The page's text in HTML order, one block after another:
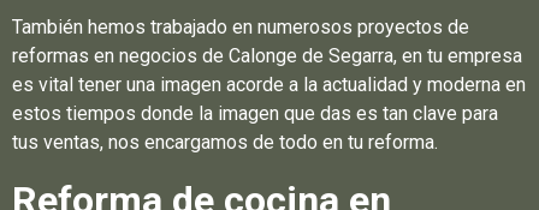
También hemos trabajado en numerosos proyectos de
reformas en negocios de Calonge de Segarra, en tu empresa
es vital tener una imagen acorde a la actualidad y moderna en
estos tiempos donde la imagen que das es tan clave para
tus ventas, nos encargamos de todo en tu reforma.
Reforma de cocina en